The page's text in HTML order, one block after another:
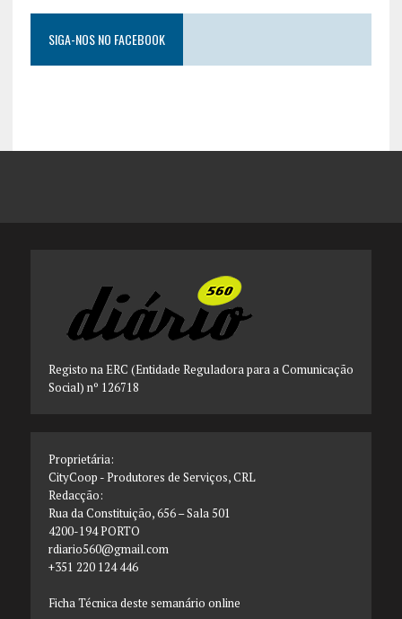
SIGA-NOS NO FACEBOOK
Registo na ERC (Entidade Reguladora para a Comunicação
Social) nº 126718
Proprietária:
CityCoop - Produtores de Serviços, CRL
Redacção:
Rua da Constituição, 656 – Sala 501
4200-194 PORTO
rdiario560@gmail.com
+351 220 124 446
Ficha Técnica deste semanário online